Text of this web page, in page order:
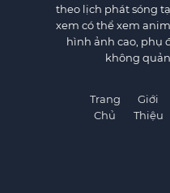
theo lịch phát sóng
xem có thể xem
hình ảnh cao, phụ
không
Trang
Chủ
Giới
Thiệu